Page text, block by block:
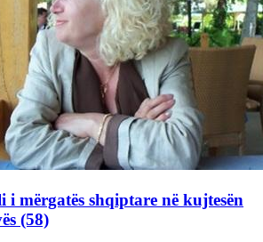
i mërgatës shqiptare në kujtesën
(58)